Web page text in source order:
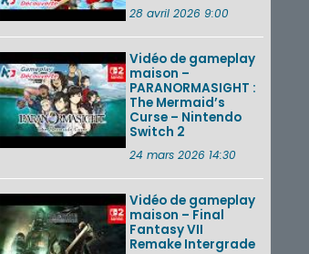
28 avril 2026 9:00
Vidéo de gameplay
maison –
PARANORMASIGHT :
The Mermaid’s
Curse – Nintendo
Switch 2
24 mars 2026 14:30
Vidéo de gameplay
maison – Final
Fantasy VII
Remake Intergrade